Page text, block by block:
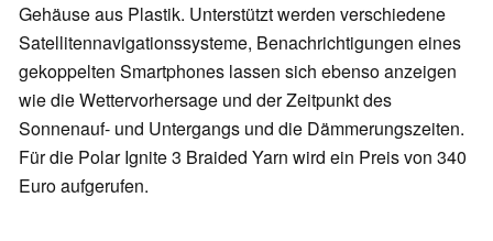
Gehäuse aus Plastik. Unterstützt werden verschiedene
Satellitennavigationssysteme, Benachrichtigungen eines
gekoppelten Smartphones lassen sich ebenso anzeigen
wie die Wettervorhersage und der Zeitpunkt des
Sonnenauf- und Untergangs und die Dämmerungszeiten.
Für die Polar Ignite 3 Braided Yarn wird ein Preis von 340
Euro aufgerufen.